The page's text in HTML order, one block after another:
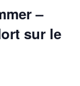
–
sur le